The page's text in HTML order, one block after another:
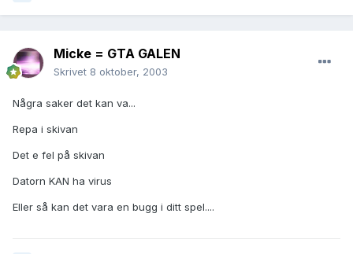
Micke = GTA GALEN
Skrivet 8 oktober, 2003
Några saker det kan va...
Repa i skivan
Det e fel på skivan
Datorn KAN ha virus
Eller så kan det vara en bugg i ditt spel....